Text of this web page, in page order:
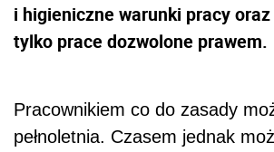
i higieniczne warunki pracy
tylko prace dozwolone prawem.
Pracownikiem co do zasady
pełnoletnia. Czasem jednak